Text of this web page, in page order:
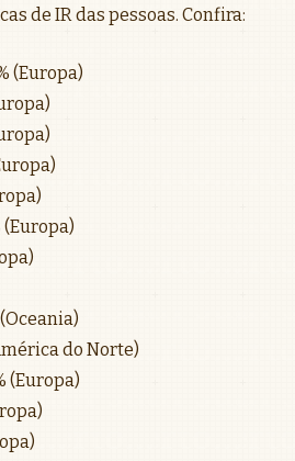
de IR das pessoas. Confira:
(Europa)
do Norte)
(Europa)